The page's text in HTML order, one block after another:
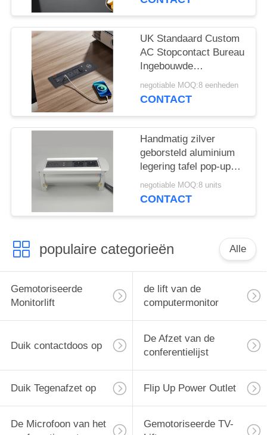
UK Standaard Custom
AC Stopcontact Bureau
Ingebouwde
Elektrische
Klapcontactdoos met 2
Oplader
negotiable MOQ:8 eenheden
CONTACT
Handmatig zilver
geborsteld aluminium
legering tafel pop-up
verborgen stopcontact
negotiable MOQ:8 units
CONTACT
populaire categorieën Alle
Gemotoriseerde
Monitorlift
de lift van de
computermonitor
Duik contactdoos op
De Afzet van de
conferentielijst
Duik Tegenafzet op Flip Up Power Outlet
De Microfoon van het
Gemotoriseerde TV-